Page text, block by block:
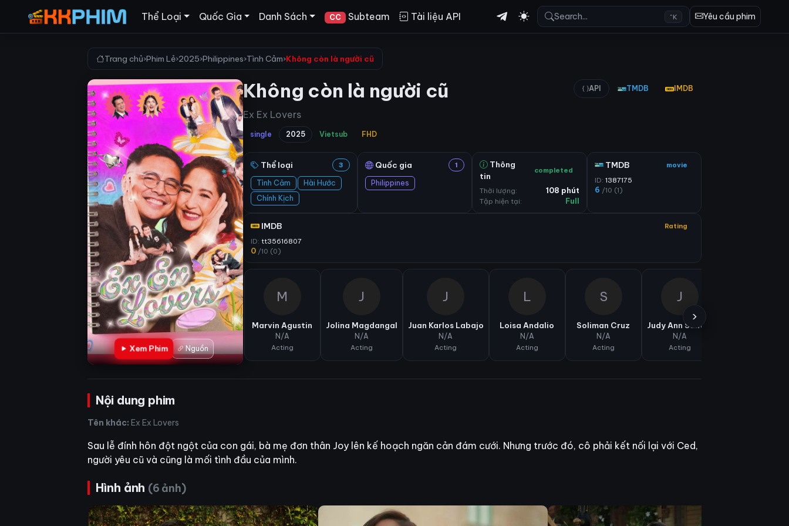
Thể Loại Quốc Gia Danh Sách CC Subteam Tài liệu API Search... ^K Yêu cầu phim
Trang chủ›Phim Lẻ›2025›Philippines›Tình Cảm›Không còn là người cũ
Xem Phim Nguồn
Không còn là người cũ
Ex Ex Lovers
API TMDB IMDB
single 2025 Vietsub FHD
Thể loại 3
Tình Cảm
Hài Hước
Chính Kịch
Quốc gia 1
Philippines
Thông
tin
completed
Thời lượng:
108 phút
Tập hiện tại:
Full
TMDB movie
ID: 1387175
6 /10 (1)
IMDB Rating
ID: tt35616807
0 /10 (0)
M
Marvin Agustin
N/A
Acting
J
Jolina Magdangal
N/A
Acting
J
Juan Karlos Labajo
N/A
Acting
L
Loisa Andalio
N/A
Acting
S
Soliman Cruz
N/A
Acting
J
Judy Ann Santos
N/A
Acting
›
Nội dung phim
Tên khác: Ex Ex Lovers
Sau lễ đính hôn đột ngột của con gái, bà mẹ đơn thân Joy lên kế hoạch ngăn cản đám cưới. Nhưng trước đó, cô phải kết nối lại với Ced,
người yêu cũ và cũng là mối tình đầu của mình.
Hình ảnh (6 ảnh)